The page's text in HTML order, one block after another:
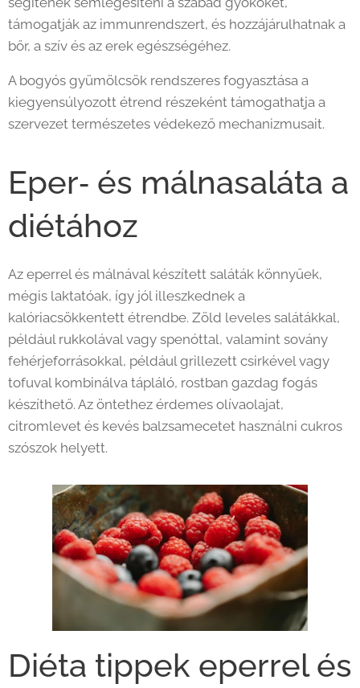
támogatják az immunrendszert, és hozzájárulhatnak a
bőr, a szív és az erek egészségéhez.
A bogyós gyümölcsök rendszeres fogyasztása a
kiegyensúlyozott étrend részeként támogathatja a
szervezet természetes védekező mechanizmusait.
Eper‑ és málnasaláta a
diétához
Az eperrel és málnával készített saláták könnyűek,
mégis laktatóak, így jól illeszkednek a
kalóriacsökkentett étrendbe. Zöld leveles salátákkal,
például rukkolával vagy spenóttal, valamint sovány
fehérjeforrásokkal, például grillezett csirkével vagy
tofuval kombinálva tápláló, rostban gazdag fogás
készíthető. Az öntethez érdemes olívaolajat,
citromlevet és kevés balzsamecetet használni cukros
szószok helyett.
Diéta tippek eperrel és